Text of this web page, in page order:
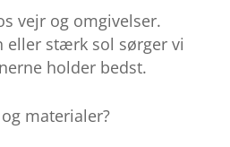
vejr og omgivelser.
eller stærk sol sørger vi
holder bedst.
materialer?